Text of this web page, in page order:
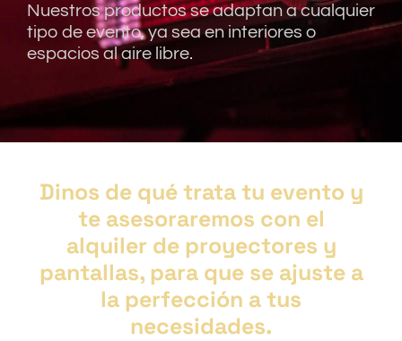
Nuestros productos se adaptan a cualquier
tipo de evento, ya sea en interiores o
espacios al aire libre.
Dinos de qué trata tu evento y
te asesoraremos con el
alquiler de proyectores y
pantallas, para que se ajuste a
la perfección a tus
necesidades.